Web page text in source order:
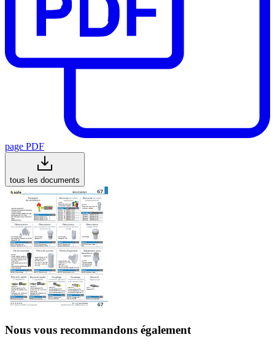
page PDF
tous les documents
Nous vous recommandons également